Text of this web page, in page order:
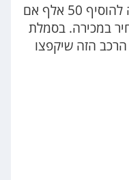
בשביל לנסוע קצת שבילים למה להוסיף 50 אלף אם
יותר סחיר במכירה. בסמלת
הזה שיקפצו